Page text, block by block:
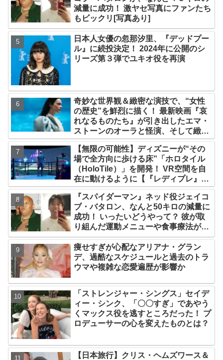
減量に成功！ 激ヤセ写真にファンたち
もビックリ[写真あり]
日本人女優の忽那汐里、『デッドプー
ル』に続投決定！ 2024年に公開のシ
リーズ第３弾でユキオ役を再演
奇妙な世界観＆緻密な演技で、“女性
の歴史”を鮮烈に描く！ 最新映画『哀
れなるものたち』が引き出したエマ・
ストーンのオーラと怪演、そして緻密
すぎる演技力！ これは女性の“自由意
志”の物語［レビュー＆解説］
【無限の可能性】ディズニーが“その
場で全方向に歩ける床”「ホロタイル
（HoloTile）」を開発！ VR空間を自
在に動けるように【『レディプレ』実
現への大きな一歩？】
『スパイダーマン』ネッド役ジェイコ
ブ・バタロン、なんと50キロの減量に
成功！ いったいどうやって？ 彼が取
り組んだ運動メニューや食事療法が明
らかに
痩せすぎが心配なアリアナ・グラン
デ、過酷なスケジュールと過去のトラ
ウマや複雑な恋愛遍歴が影響か
「ストレンジャー・シングス」セイデ
ィー・シンク、「〇〇すぎ」であやう
くマックス役を逃すところだった！ プ
ロデューサーの心を変えたものとは？
【日本旅行】クリス・ヘムズワース＆